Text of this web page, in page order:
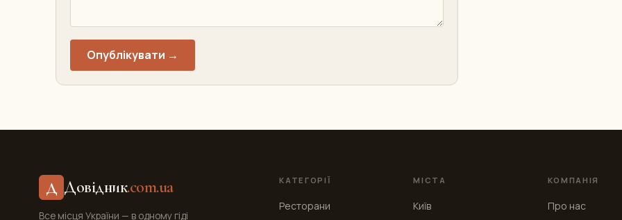
Опублікувати →
Д Довідник.com.ua
Все місця України — в одному гіді
КАТЕГОРІЇ
Ресторани
МІСТА
Київ
КОМПАНІЯ
Про нас